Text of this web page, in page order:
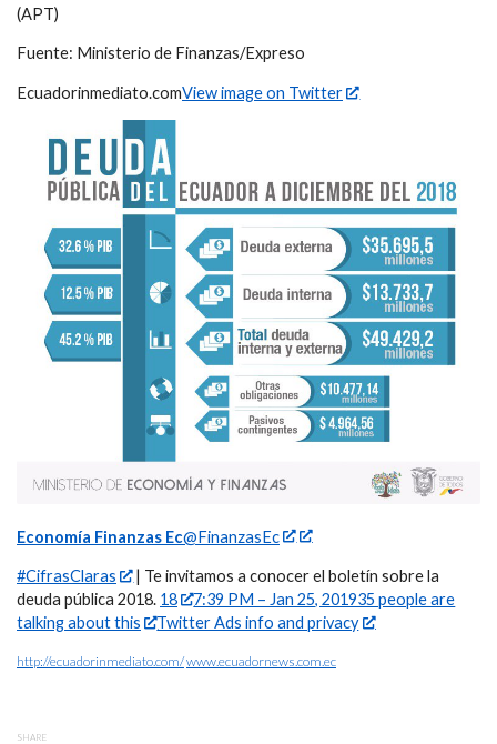
(APT)
Fuente: Ministerio de Finanzas/Expreso
Ecuadorinmediato.comView image on Twitter
Economía Finanzas Ec@FinanzasEc
#CifrasClaras
| Te invitamos a conocer el boletín sobre la
deuda pública 2018. 18
7:39 PM – Jan 25, 201935 people are
talking about this
Twitter Ads info and privacy
http://ecuadorinmediato.com/www.ecuadornews.com.ec
SHARE